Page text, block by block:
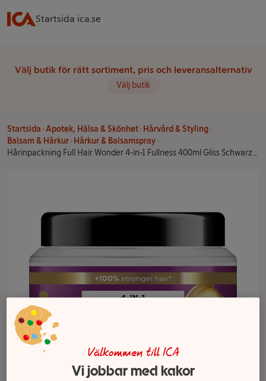
Startsida ica.se
Välj butik för rätt sortiment, pris och leveransalternativ
Välj butik
Startsida Apotek, Hälsa & Skönhet
Hårvård & Styling
Balsam & Hårkur
Hårkur & Balsamspray
Hårinpackning Full Hair Wonder 4-in-1 Fullness 400ml Gliss Schwarzkopf
Välkommen till ICA
Vi jobbar med kakor